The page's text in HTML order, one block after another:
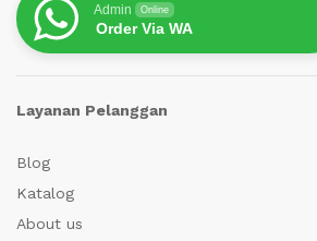
Admin Online
Order Via WA
Layanan Pelanggan
Blog
Katalog
About us